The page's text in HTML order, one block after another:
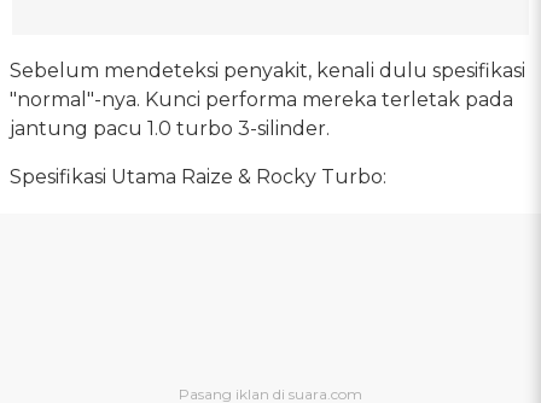
Sebelum mendeteksi penyakit, kenali dulu spesifikasi
"normal"-nya. Kunci performa mereka terletak pada
jantung pacu 1.0 turbo 3-silinder.
Spesifikasi Utama Raize & Rocky Turbo: